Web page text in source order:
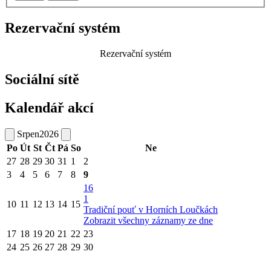
Rezervační systém
Rezervační systém
Sociální sítě
Kalendář akcí
Srpen2026
Po Út St Čt Pá So
Ne
27 28 29 30 31 1
2
3
4 5 6 7 8 9
10 11 12 13 14 15
16
1
Tradiční pouť v Horních Loučkách
Zobrazit všechny záznamy ze dne
17 18 19 20 21 22 23
24 25 26 27 28 29 30